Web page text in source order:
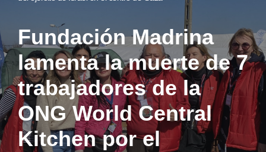
Fundación Madrina
lamenta la muerte de 7
trabajadores de la
ONG World Central
Kitchen por el